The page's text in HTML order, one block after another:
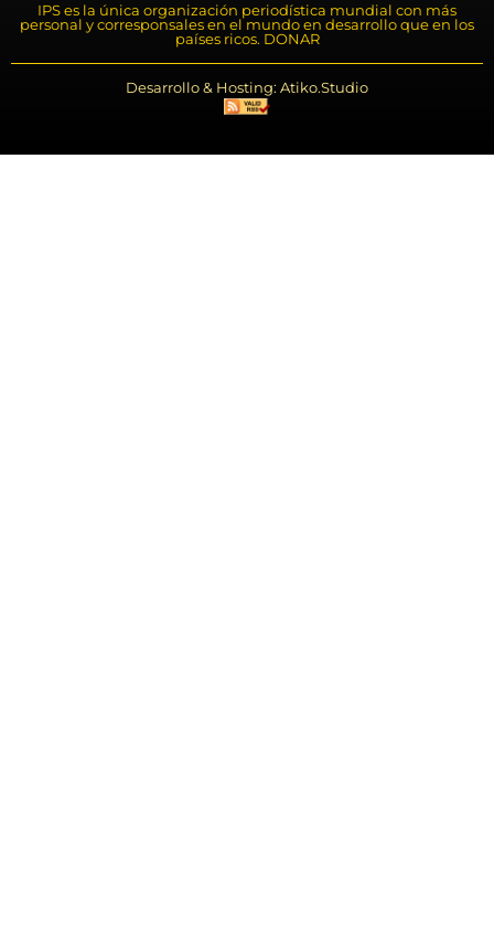
IPS es la única organización periodística mundial con más
personal y corresponsales en el mundo en desarrollo que en los
países ricos. DONAR
Desarrollo & Hosting: Atiko.Studio